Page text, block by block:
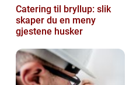
Catering til bryllup: slik
skaper du en meny
gjestene husker